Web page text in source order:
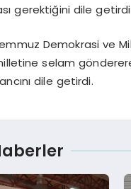
gerektiğini dile
Demokrasi ve
selam
dile getirdi.